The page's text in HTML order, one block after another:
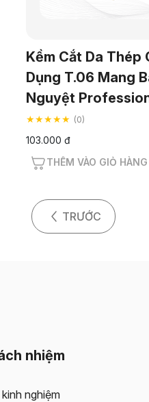
Kềm Cắt Da Thép
Dụng T.06 Mang
Nguyệt
★★★★★ (0)
103.000 đ
THÊM VÀO GIỎ HÀNG
TRƯỚC
nhiệm
nghiệm